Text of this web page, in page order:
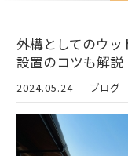
外構としてのウ
設置のコツも解説
2024.05.24 ブログ